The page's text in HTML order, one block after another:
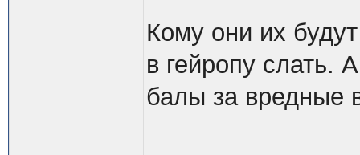
Кому они их
в гейропу слать.
балы за вредные